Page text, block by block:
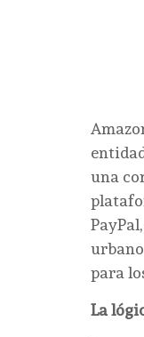
una
para
La